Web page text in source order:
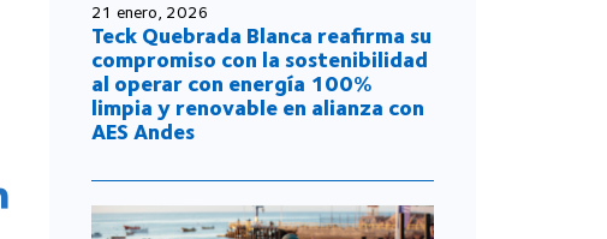
21 enero, 2026
Teck Quebrada Blanca reafirma su
compromiso con la sostenibilidad
al operar con energía 100%
limpia y renovable en alianza con
AES Andes